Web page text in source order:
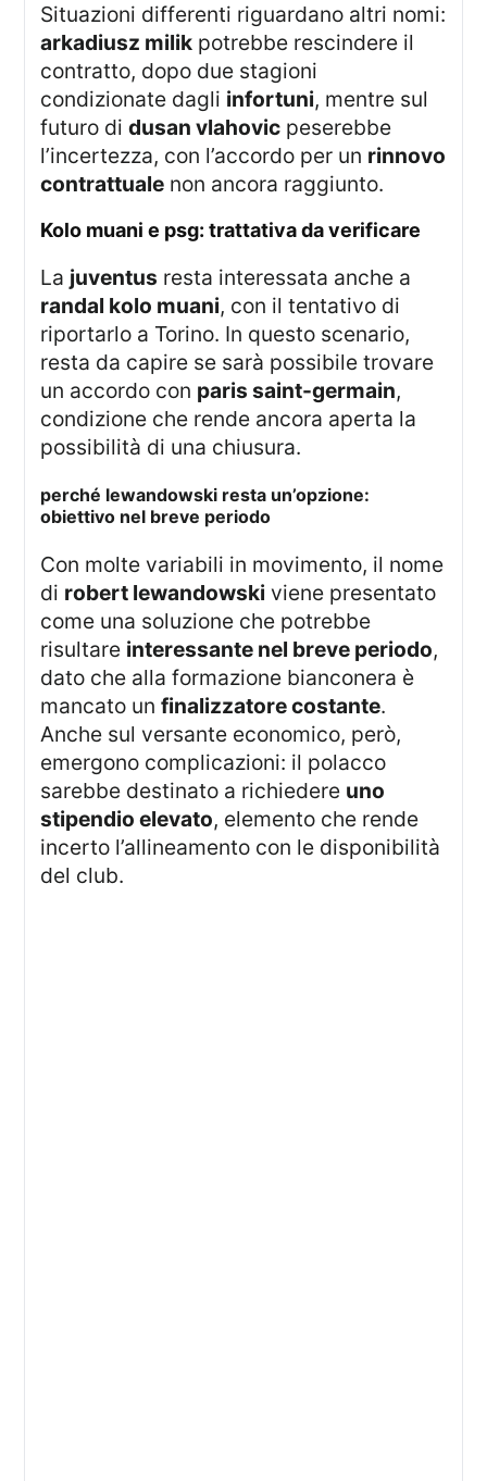
Situazioni differenti riguardano altri nomi:
arkadiusz milik potrebbe rescindere il
contratto, dopo due stagioni
condizionate dagli infortuni, mentre sul
futuro didusan vlahovic peserebbe
l’incertezza, con l’accordo per un rinnovo
contrattuale non ancora raggiunto.
kolo muani e psg: trattativa da verificare
La juventus resta interessata anche a
randal kolo muani, con il tentativo di
riportarlo a Torino. In questo scenario,
resta da capire se sarà possibile trovare
un accordo con paris saint-germain,
condizione che rende ancora aperta la
possibilità di una chiusura.
perché lewandowski resta un’opzione:
obiettivo nel breve periodo
Con molte variabili in movimento, il nome
di robert lewandowski viene presentato
come una soluzione che potrebbe
risultare interessante nel breve periodo,
dato che alla formazione bianconera è
mancato unfinalizzatore costante.
Anche sul versante economico, però,
emergono complicazioni: il polacco
sarebbe destinato a richiedere uno
stipendio elevato, elemento che rende
incerto l’allineamento con le disponibilità
del club.